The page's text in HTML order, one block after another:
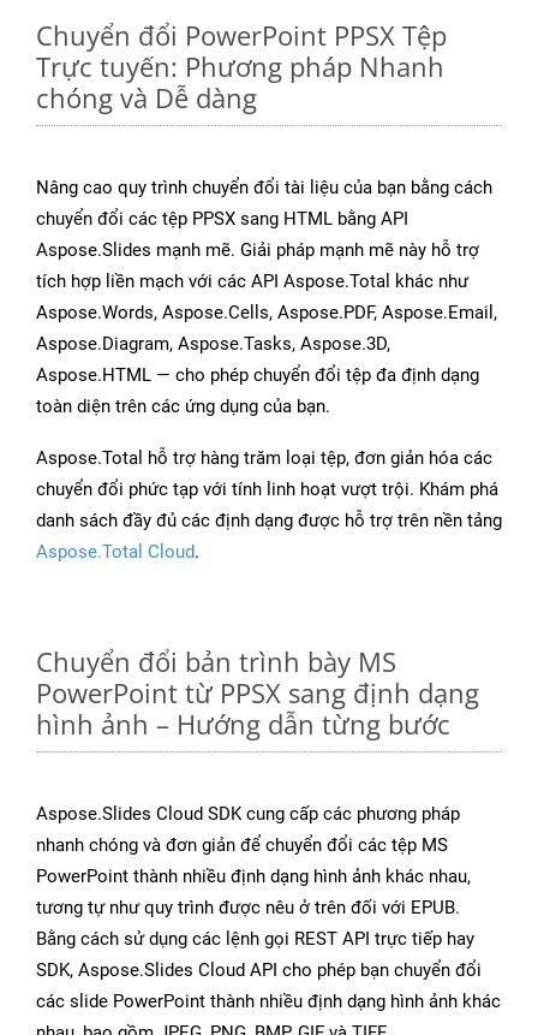
Chuyển đổi PowerPoint PPSX Tệp
Trực tuyến: Phương pháp Nhanh
chóng và Dễ dàng
Nâng cao quy trình chuyển đổi tài liệu của bạn bằng cách
chuyển đổi các tệp PPSX sang HTML bằng API
Aspose.Slides mạnh mẽ. Giải pháp mạnh mẽ này hỗ trợ
tích hợp liền mạch với các API Aspose.Total khác như
Aspose.Words, Aspose.Cells, Aspose.PDF, Aspose.Email,
Aspose.Diagram, Aspose.Tasks, Aspose.3D,
Aspose.HTML — cho phép chuyển đổi tệp đa định dạng
toàn diện trên các ứng dụng của bạn.
Aspose.Total hỗ trợ hàng trăm loại tệp, đơn giản hóa các
chuyển đổi phức tạp với tính linh hoạt vượt trội. Khám phá
danh sách đầy đủ các định dạng được hỗ trợ trên nền tảng
Aspose.Total Cloud.
Chuyển đổi bản trình bày MS
PowerPoint từ PPSX sang định dạng
hình ảnh – Hướng dẫn từng bước
Aspose.Slides Cloud SDK cung cấp các phương pháp
nhanh chóng và đơn giản để chuyển đổi các tệp MS
PowerPoint thành nhiều định dạng hình ảnh khác nhau,
tương tự như quy trình được nêu ở trên đối với EPUB.
Bằng cách sử dụng các lệnh gọi REST API trực tiếp hay
SDK, Aspose.Slides Cloud API cho phép bạn chuyển đổi
các slide PowerPoint thành nhiều định dạng hình ảnh khác